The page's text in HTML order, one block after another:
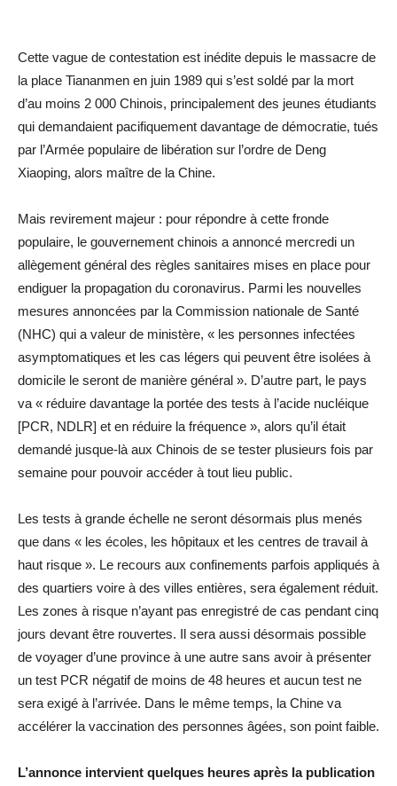
Cette vague de contestation est inédite depuis le massacre de
la place Tiananmen en juin 1989 qui s’est soldé par la mort
d’au moins 2 000 Chinois, principalement des jeunes étudiants
qui demandaient pacifiquement davantage de démocratie, tués
par l’Armée populaire de libération sur l’ordre de Deng
Xiaoping, alors maître de la Chine.
Mais revirement majeur : pour répondre à cette fronde
populaire, le gouvernement chinois a annoncé mercredi un
allègement général des règles sanitaires mises en place pour
endiguer la propagation du coronavirus. Parmi les nouvelles
mesures annoncées par la Commission nationale de Santé
(NHC) qui a valeur de ministère, « les personnes infectées
asymptomatiques et les cas légers qui peuvent être isolées à
domicile le seront de manière général ». D’autre part, le pays
va « réduire davantage la portée des tests à l’acide nucléique
[PCR, NDLR] et en réduire la fréquence », alors qu’il était
demandé jusque-là aux Chinois de se tester plusieurs fois par
semaine pour pouvoir accéder à tout lieu public.
Les tests à grande échelle ne seront désormais plus menés
que dans « les écoles, les hôpitaux et les centres de travail à
haut risque ». Le recours aux confinements parfois appliqués à
des quartiers voire à des villes entières, sera également réduit.
Les zones à risque n’ayant pas enregistré de cas pendant cinq
jours devant être rouvertes. Il sera aussi désormais possible
de voyager d’une province à une autre sans avoir à présenter
un test PCR négatif de moins de 48 heures et aucun test ne
sera exigé à l’arrivée. Dans le même temps, la Chine va
accélérer la vaccination des personnes âgées, son point faible.
L’annonce intervient quelques heures après la publication